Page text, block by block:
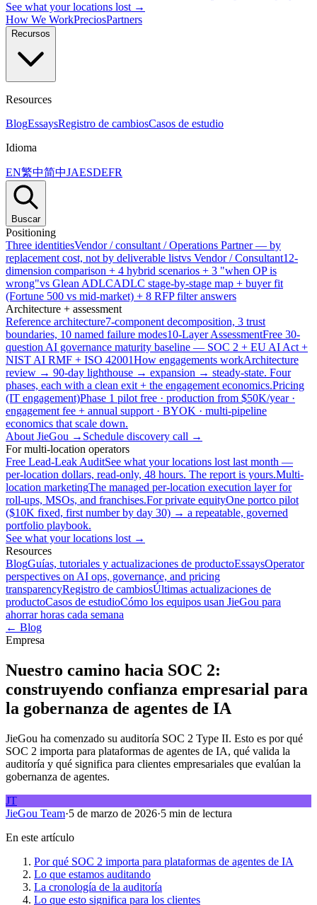
See what your locations lost →
How We WorkPreciosPartners
Recursos
Resources
BlogEssaysRegistro de cambiosCasos de estudio
Idioma
EN繁中简中JAESDEFR
Buscar
Positioning
Three identitiesVendor / consultant / Operations Partner — by
replacement cost, not by deliverable listvs Vendor / Consultant12-
dimension comparison + 4 hybrid scenarios + 3 "when OP is
wrong"vs Glean ADLCADLC stage-by-stage map + buyer fit
(Fortune 500 vs mid-market) + 8 RFP filter answers
Architecture + assessment
Reference architecture7-component decomposition, 3 trust
boundaries, 10 named failure modes10-Layer AssessmentFree 30-
question AI governance maturity baseline — SOC 2 + EU AI Act +
NIST AI RMF + ISO 42001How engagements workArchitecture
review → 90-day lighthouse → expansion → steady-state. Four
phases, each with a clean exit + the engagement economics.Pricing
(IT engagement)Phase 1 pilot free · production from $50K/year ·
engagement fee + annual support · BYOK · multi-pipeline
economics that scale down.
About JieGou → Schedule discovery call →
For multi-location operators
Free Lead-Leak AuditSee what your locations lost last month —
per-location dollars, read-only, 48 hours. The report is yours.Multi-
location marketingThe managed per-location execution layer for
roll-ups, MSOs, and franchises.For private equityOne portco pilot
($10K fixed, first number by day 30) → a repeatable, governed
portfolio playbook.
See what your locations lost →
Resources
BlogGuías, tutoriales y actualizaciones de productoEssaysOperator
perspectives on AI ops, governance, and pricing
transparencyRegistro de cambiosÚltimas actualizaciones de
productoCasos de estudioCómo los equipos usan JieGou para
ahorrar horas cada semana
← Blog
Empresa
Nuestro camino hacia SOC 2:
construyendo confianza empresarial para
la gobernanza de agentes de IA
JieGou ha comenzado su auditoría SOC 2 Type II. Esto es por qué
SOC 2 importa para plataformas de agentes de IA, qué valida la
auditoría y qué significa para clientes empresariales que evalúan la
gobernanza de agentes.
JT
JieGou Team·5 de marzo de 2026·5 min de lectura
En este artículo
Por qué SOC 2 importa para plataformas de agentes de IA
Lo que estamos auditando
La cronología de la auditoría
Lo que esto significa para los clientes